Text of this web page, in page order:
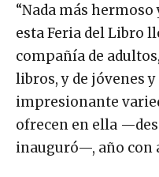
“Nada más
esta Feria del Libro
compañía de
libros, y de jóvenes
impresionante
ofrecen en ella
inauguró—, año con